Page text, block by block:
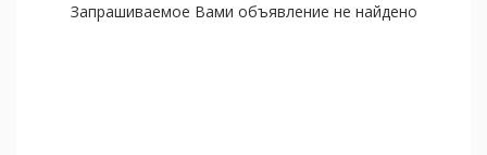
Запрашиваемое Вами объявление не найдено